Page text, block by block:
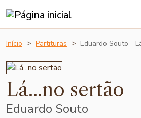
Início Partituras Eduardo Souto -
Lá...no sertão
Eduardo Souto